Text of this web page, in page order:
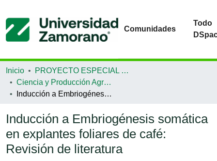
Comunidades
Todo
Inicio
PROYECTO ESPECIAL DE GRADUACIÓN
Ciencia y Producción Agropecuaria
Inducción a Embriogénesis somática en explantes foliares de café: Revisión de literatura
Inducción a Embriogénesis somática
en explantes foliares de café:
Revisión de literatura